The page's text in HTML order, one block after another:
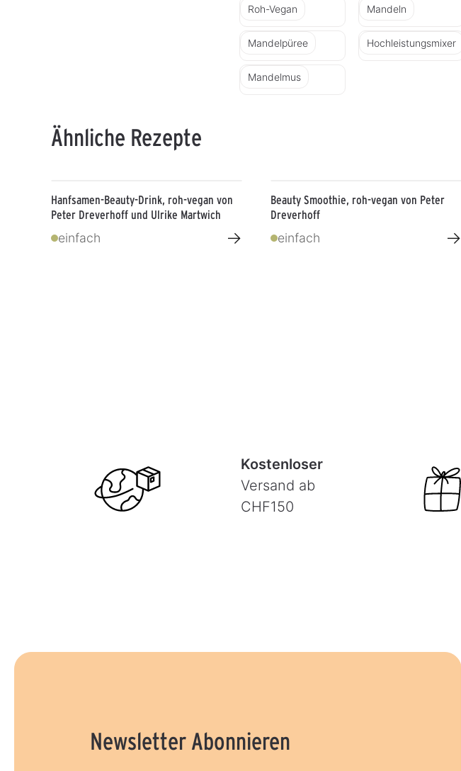
Roh-Vegan Mandeln
Mandelpüree Hochleistungsmixer
Mandelmus
Ähnliche Rezepte
Hanfsamen-Beauty-Drink, roh-vegan von
Peter Dreverhoff und Ulrike Martwich
einfach →
Beauty Smoothie, roh-vegan von Peter
Dreverhoff
einfach →
Kostenloser
Versand ab
CHF150
Newsletter Abonnieren